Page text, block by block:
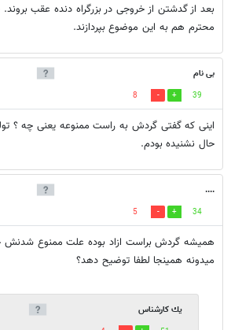
بعد از گدشتن از خروجی در بزرگراه دنده عقب
محترم هم به این موضوع بپردازند.
بی نام
39
8
اینی که گفتی گردش به راست ممنوعه یعنی چه ؟
حال نشنیده بودم.
....
34
5
همیشه گردش براست ازاد بوده علت ممنوع
میدونه همینجا لطفا توضیح دهد؟
يك كارشناس